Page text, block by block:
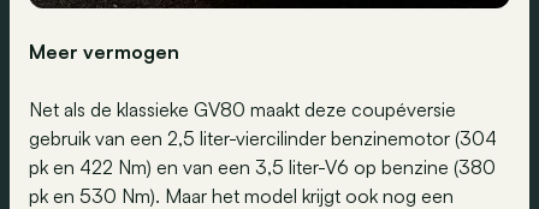
Meer vermogen
Net als de klassieke GV80 maakt deze coupéversie
gebruik van een 2,5 liter-viercilinder benzinemotor (304
pk en 422 Nm) en van een 3,5 liter-V6 op benzine (380
pk en 530 Nm). Maar het model krijgt ook nog een